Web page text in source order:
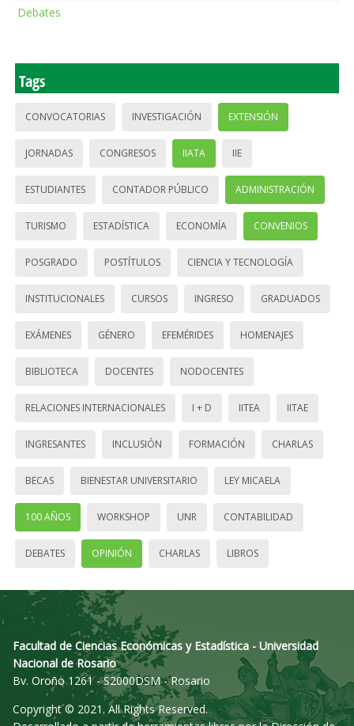
Debates
Tags
CONVOCATORIAS INVESTIGACIÓN EXTENSIÓN
JORNADAS CONGRESOS IIATA IIE
ESTUDIANTES CONTADOR PÚBLICO ADMINISTRACIÓN
TURISMO ESTADÍSTICA ECONOMÍA CONVENIOS
POSGRADO POSTÍTULOS CIENCIA Y TECNOLOGÍA
INSTITUCIONALES CURSOS INGRESO GRADUADOS
EXÁMENES GÉNERO EFEMÉRIDES HOMENAJES
BIBLIOTECA DOCENTES NODOCENTES
RELACIONES INTERNACIONALES I + D IITEA IITAE
INGRESANTES INCLUSIÓN FORMACIÓN CHARLAS
BECAS BIENESTAR UNIVERSITARIO LEY MICAELA
100 AÑOS WORKSHOP UNR CONTABILIDAD
DEBATES OPINIÓN CHARLAS LIBROS
Facultad de Ciencias Económicas y Estadística - Universidad
Nacional de Rosario
Bv. Oroño 1261 - S2000DSM - Rosario
Copyright © 2021. All Rights Reserved.